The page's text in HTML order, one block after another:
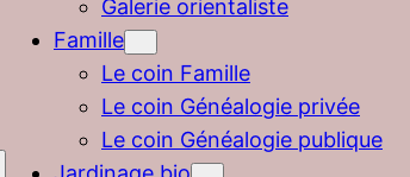
Galerie orientaliste
Famille
Le coin Famille
Le coin Généalogie privée
Le coin Généalogie publique